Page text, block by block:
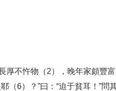
厚不忤物（2），晚年家頗豐
（6）？”曰：“迫于貧耳！”